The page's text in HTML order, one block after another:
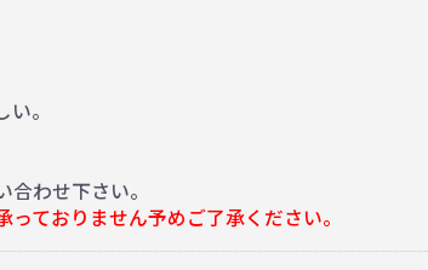
。
わせ下さい。
ておりません予めご了承ください。